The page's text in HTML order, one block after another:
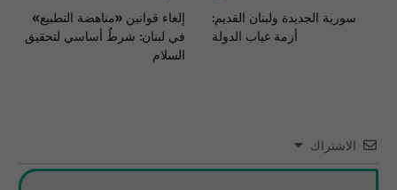
سورية الجديدة ولبنان القديم:
أزمة غياب الدولة
إلغاء قوانين «مناهضة التطبيع»
في لبنان: شرطٌ أساسي لتحقيق
السلام
الاشتراك